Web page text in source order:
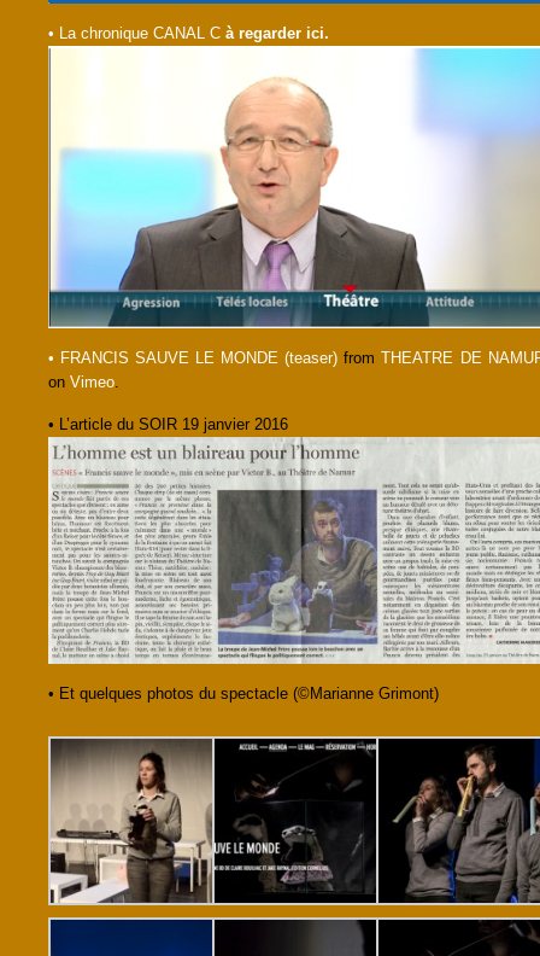
• La chronique CANAL C à regarder ici.
• FRANCIS SAUVE LE MONDE (teaser) fromTHEATRE DE
on Vimeo.
• L’article du SOIR 19 janvier 2016
• Et quelques photos du spectacle (©Marianne Grimont)